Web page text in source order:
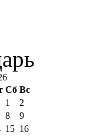
Сб Вс
1
2
8
9
15 16